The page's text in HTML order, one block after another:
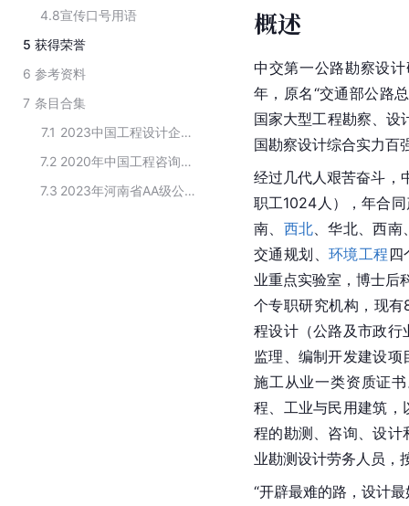
4.8宣传口号用语
5 获得荣誉
6 参考资料
7 条目合集
7.1
2023中国工程设计企业60强
7.2
2020年中国工程咨询机构TOP100榜单
7.3
2023年河南省AA级公路设计企业
概述
中交第一公路勘察设
年，原名“交通部公路
国家大型工程勘察、设
国勘察设计综合实力百
经过几代人艰苦奋斗，
职工1024人），年合
南、 西北 、华北 、西南
交通规划 、环境工程 四
业重点实验室，博士后
个专职研究机构，现
程设计（公路及市政行
监理、编制开发建设
施工从业一类资质证
程 、工业与民用建筑
程的勘测、咨询、设计
业勘测设计劳务人员，
“开辟最难的路，设计